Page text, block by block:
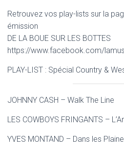
Retrouvez vos play-lists sur la
émission
DE LA BOUE SUR LES BOTTES
https://www.facebook.com/
PLAY-LIST : Spécial Country &
JOHNNY CASH – Walk The Line
LES COWBOYS FRINGANTS –
YVES MONTAND – Dans les